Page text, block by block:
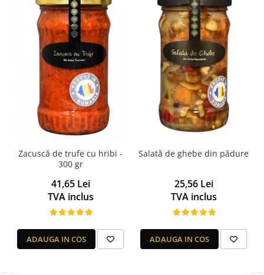
Zacuscă de trufe cu hribi -
300 gr
41,65 Lei
TVA inclus
ADAUGA IN COS
Salată de ghebe din pădure
25,56 Lei
TVA inclus
ADAUGA IN COS